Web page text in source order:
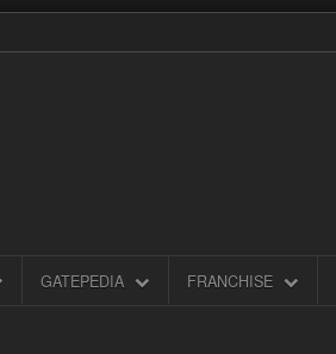
GATEPEDIA FRANCHISE